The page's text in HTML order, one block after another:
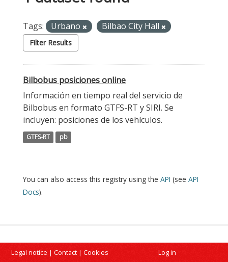
Tags: Urbano Bilbao City Hall
Filter Results
Bilbobus posiciones online
Información en tiempo real del servicio de
Bilbobus en formato GTFS-RT y SIRI. Se
incluyen: posiciones de los vehículos.
GTFS-RT pb
You can also access this registry using the API (see API
Docs).
Legal notice | Contact | Cookies Log in